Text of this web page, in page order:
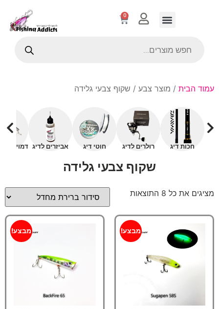
0
עמוד הבית / מוצר צבע / שקוף צבעי גלידה
חכות דיג רולרים לדיג חוטי דיג אביזרים לדיג דמויים
שקוף צבעי גלידה
מציגים את כל ⁦8⁩ התוצאות
מבצע! מבצע!